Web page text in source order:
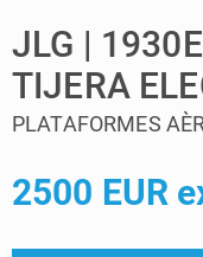
JLG |
TIJERA
PLATAFORMES
2500 EUR